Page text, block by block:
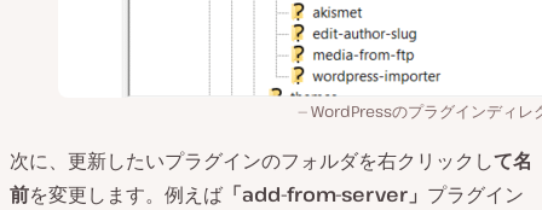
WordPressのプラグインディレ
次に、更新したいプラグインのフォルダを右クリックして名
前を変更します。例えば 「add-from-server」 プラグイン